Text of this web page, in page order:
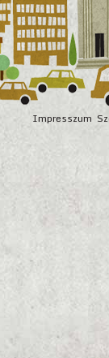
Impresszum